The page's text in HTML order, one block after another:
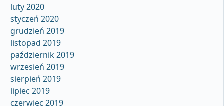
luty 2020
styczeń 2020
grudzień 2019
listopad 2019
październik 2019
wrzesień 2019
sierpień 2019
lipiec 2019
czerwiec 2019